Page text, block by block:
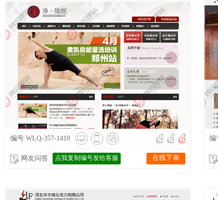
编号:WLQ-357-1410
网友问答 点我复制编号发给客服 在线下单
编